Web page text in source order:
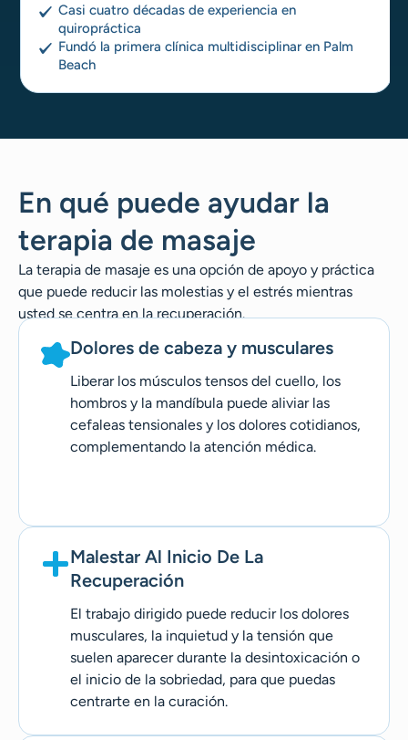
Casi cuatro décadas de experiencia en
quiropráctica
Fundó la primera clínica multidisciplinar en Palm
Beach
En qué puede ayudar la
terapia de masaje
La terapia de masaje es una opción de apoyo y práctica
que puede reducir las molestias y el estrés mientras
usted se centra en la recuperación.
Dolores de cabeza y musculares
Liberar los músculos tensos del cuello, los
hombros y la mandíbula puede aliviar las
cefaleas tensionales y los dolores cotidianos,
complementando la atención médica.
Malestar Al Inicio De La
Recuperación
El trabajo dirigido puede reducir los dolores
musculares, la inquietud y la tensión que
suelen aparecer durante la desintoxicación o
el inicio de la sobriedad, para que puedas
centrarte en la curación.